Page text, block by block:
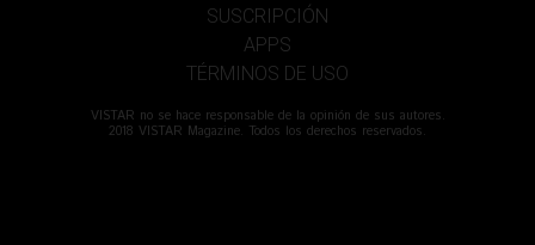
SUSCRIPCIÓN
APPS
TÉRMINOS DE USO
VISTAR no se hace responsable de la opinión de sus autores.
2018 VISTAR Magazine. Todos los derechos reservados.